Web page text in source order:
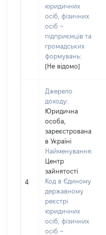
юридичних
осіб, фізичних
осіб –
підприємців та
громадських
формувань:
[Не відомо]
4
Джерело
доходу:
Юридична
особа,
зареєстрована
в Україні
Найменування:
Центр
зайнятості
Код в Єдиному
державному
реєстрі
юридичних
осіб, фізичних
осіб –